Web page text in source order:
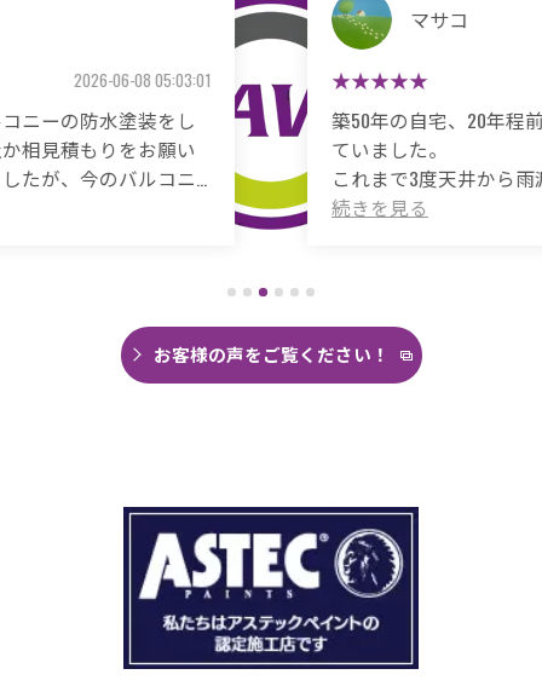
2026-05-26 06:48:59
築50年の自宅、20年程前から雨漏りに悩まされ
ていました。
これまで3度天井から雨漏りしてその都度雨漏り
箇所は修繕してもらいましたがスッキリ直った
ことがありませんでした。
がなく雨の日は憂鬱で仕方ありませんでした。
今回は絶対に原因を特定して修繕してほしいと
思い毎日口コミを見て井澤産業さんにたどり着
くことができました。
瓦の劣化がだいぶ進んでいて所々でヒビや1箇所
穴が空いているのもわりました。
本当は屋根全部を変えたいところでしたが、こ
の先10数年で住み替え予定なので瓦の差し替え
をお願いしました。
お客様の声をご覧ください！